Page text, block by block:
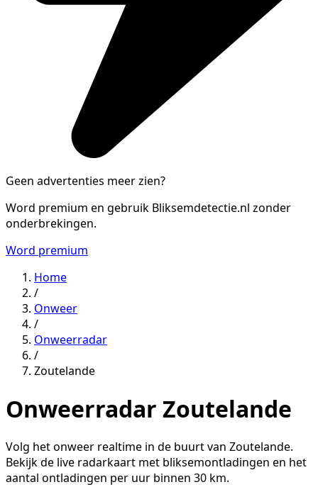
Geen advertenties meer zien?
Word premium en gebruik Bliksemdetectie.nl zonder
onderbrekingen.
Word premium
Home
/
Onweer
/
Onweerradar
/
Zoutelande
Onweerradar Zoutelande
Volg het onweer realtime in de buurt van Zoutelande.
Bekijk de live radarkaart met bliksemontladingen en het
aantal ontladingen per uur binnen 30 km.